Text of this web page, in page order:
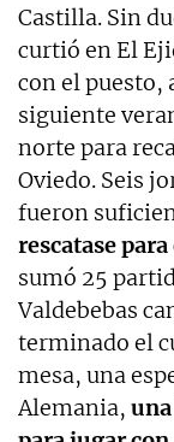
Castilla. Sin
curtió en El
con el puesto,
siguiente
norte para
Oviedo. Seis
fueron
rescatase
sumó 25
Valdebebas
terminado el
mesa, una
Alemania,